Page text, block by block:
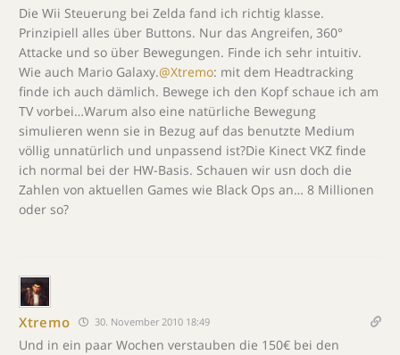
Die Wii Steuerung bei Zelda fand ich richtig klasse.
Prinzipiell alles über Buttons. Nur das Angreifen, 360°
Attacke und so über Bewegungen. Finde ich sehr intuitiv.
Wie auch Mario Galaxy.@Xtremo: mit dem Headtracking
finde ich auch dämlich. Bewege ich den Kopf schaue ich am
TV vorbei…Warum also eine natürliche Bewegung
simulieren wenn sie in Bezug auf das benutzte Medium
völlig unnatürlich und unpassend ist?Die Kinect VKZ finde
ich normal bei der HW-Basis. Schauen wir usn doch die
Zahlen von aktuellen Games wie Black Ops an… 8 Millionen
oder so?
Xtremo 30. November 2010 18:49
Und in ein paar Wochen verstauben die 150€ bei den